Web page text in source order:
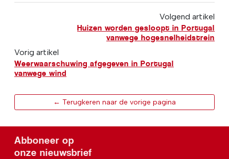
Volgend artikel
Huizen worden gesloopt in Portugal
vanwege hogesnelheidstrein
Vorig artikel
Weerwaarschuwing afgegeven in Portugal
vanwege wind
← Terugkeren naar de vorige pagina
Abboneer op
onze nieuwsbrief